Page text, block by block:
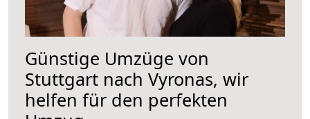
Günstige Umzüge von
Stuttgart nach Vyronas, wir
helfen für den perfekten